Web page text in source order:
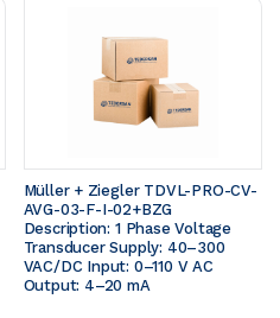
Müller + Ziegler TDVL-PRO-CV-
AVG-03-F-I-02+BZG
Description: 1 Phase Voltage
Transducer Supply: 40–300
VAC/DC Input: 0–110 V AC
Output: 4–20 mA